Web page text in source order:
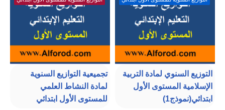
التوزيع السنوي لمادة التربية
الإسلامية المستوى الأول
ابتدائي(نموذج1)
تجميعية التوازيع السنوية
لمادة النشاط العلمي
للمستوى الأول ابتدائي